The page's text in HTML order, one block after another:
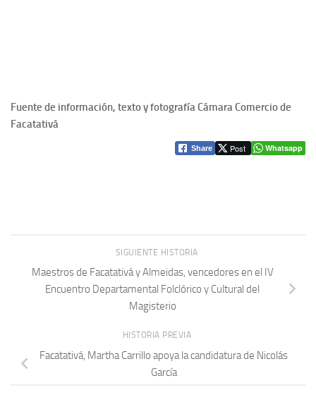
Fuente de información, texto y fotografía Cámara Comercio de
Facatativá
Share Post Whatsapp
SIGUIENTE HISTORIA
Maestros de Facatativá y Almeidas, vencedores en el IV
Encuentro Departamental Folclórico y Cultural del
Magisterio
HISTORIA PREVIA
Facatativá, Martha Carrillo apoya la candidatura de Nicolás
García